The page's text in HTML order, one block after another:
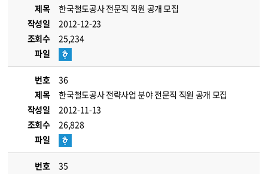
제목
한국철도공사 전문직 직원 공개 모집
작성일
2012-12-23
조회수
25,234
파일
번호
36
제목
한국철도공사 전략사업 분야 전문직 직원 공개 모집
작성일
2012-11-13
조회수
26,828
파일
번호
35